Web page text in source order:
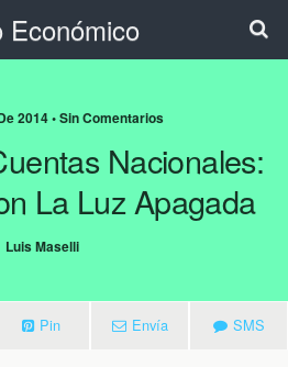
Económico
2014 • Sin Comentarios
Nacionales:
La Luz Apagada
Luis Maselli
Pin Envía SMS